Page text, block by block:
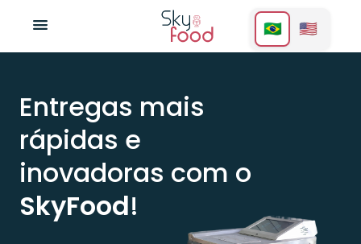
🇧🇷 🇺🇸
Entregas mais
rápidas e
inovadoras com o
SkyFood!